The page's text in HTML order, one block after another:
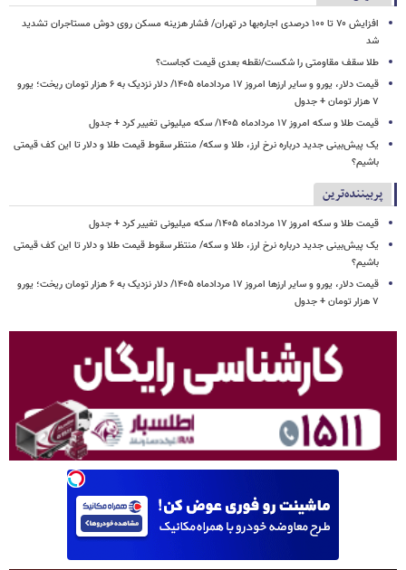
افزایش ۷۰ تا ۱۰۰ درصدی اجاره‌بها در تهران/ فشار هزینه مسکن روی دوش مستاجران تشدید
شد
طلا سقف مقاومتی را شکست/نقطه بعدی قیمت کجاست؟
قیمت دلار، یورو و سایر ارزها امروز ۱۷ مردادماه ۱۴۰۵/ دلار نزدیک به ۶ هزار تومان ریخت؛ یورو
۷ هزار تومان + جدول
قیمت طلا و سکه امروز ۱۷ مردادماه ۱۴۰۵/ سکه میلیونی تغییر کرد + جدول
یک پیش‌بینی جدید درباره نرخ ارز، طلا و سکه/ منتظر سقوط قیمت طلا و دلار تا این کف قیمتی
باشیم؟
پربیننده‌ترین
قیمت طلا و سکه امروز ۱۷ مردادماه ۱۴۰۵/ سکه میلیونی تغییر کرد + جدول
یک پیش‌بینی جدید درباره نرخ ارز، طلا و سکه/ منتظر سقوط قیمت طلا و دلار تا این کف قیمتی
باشیم؟
قیمت دلار، یورو و سایر ارزها امروز ۱۷ مردادماه ۱۴۰۵/ دلار نزدیک به ۶ هزار تومان ریخت؛ یورو
۷ هزار تومان + جدول